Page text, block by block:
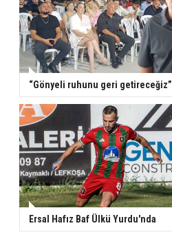
“Gönyeli ruhunu geri getireceğiz”
Ersal Hafız Baf Ülkü Yurdu'nda